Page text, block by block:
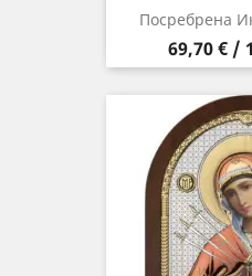
Посребрена
Цена
69,70 € /